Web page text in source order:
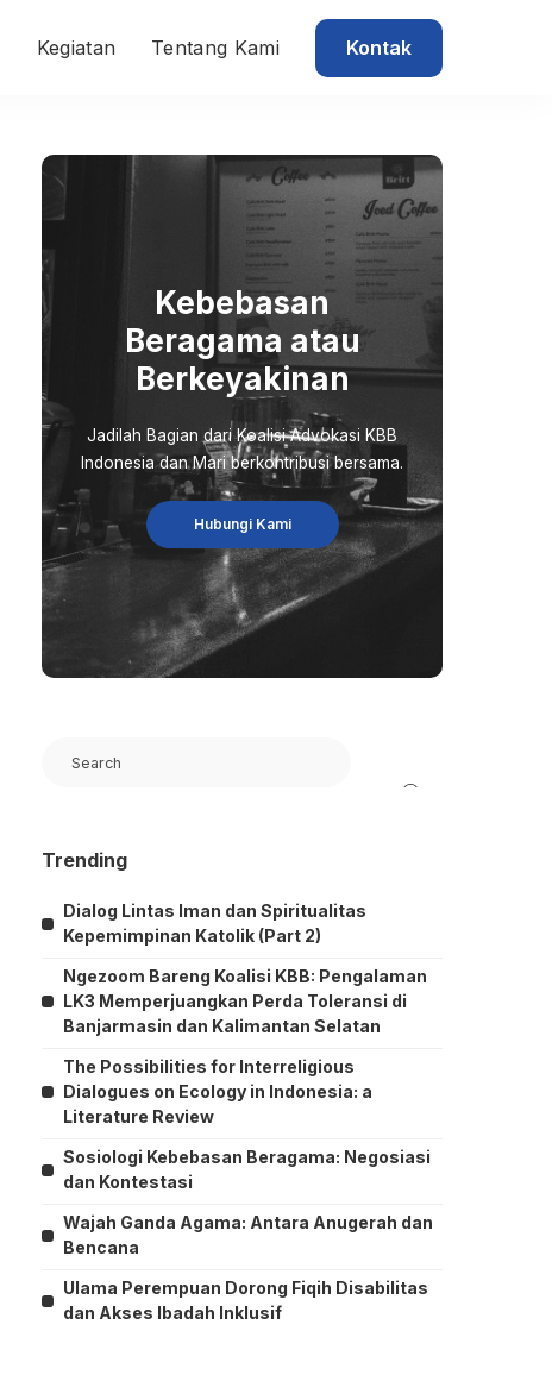
Kegiatan Tentang Kami Kontak
Kebebasan
Beragama atau
Berkeyakinan
Jadilah Bagian dari Koalisi Advokasi KBB
Indonesia dan Mari berkontribusi bersama.
Hubungi Kami
Trending
Dialog Lintas Iman dan Spiritualitas
Kepemimpinan Katolik (Part 2)
Ngezoom Bareng Koalisi KBB: Pengalaman
LK3 Memperjuangkan Perda Toleransi di
Banjarmasin dan Kalimantan Selatan
The Possibilities for Interreligious
Dialogues on Ecology in Indonesia: a
Literature Review
Sosiologi Kebebasan Beragama: Negosiasi
dan Kontestasi
Wajah Ganda Agama: Antara Anugerah dan
Bencana
Ulama Perempuan Dorong Fiqih Disabilitas
dan Akses Ibadah Inklusif